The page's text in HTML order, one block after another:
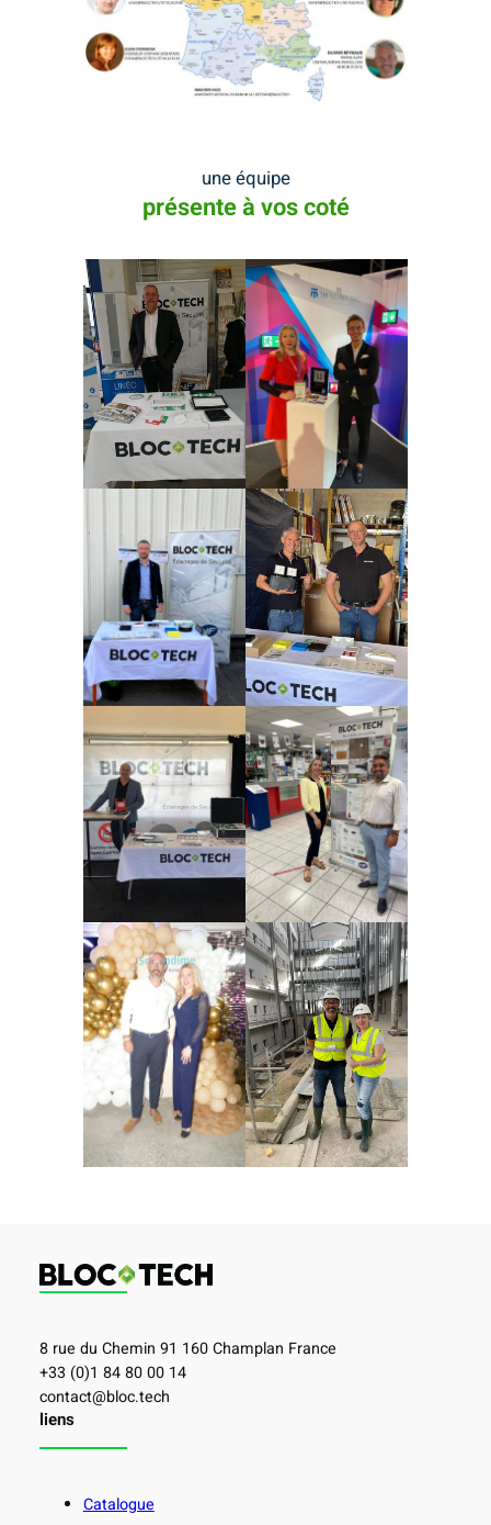
une équipe
présente à vos coté
8 rue du Chemin 91 160 Champlan France
+33 (0)1 84 80 00 14
contact@bloc.tech
liens
Catalogue